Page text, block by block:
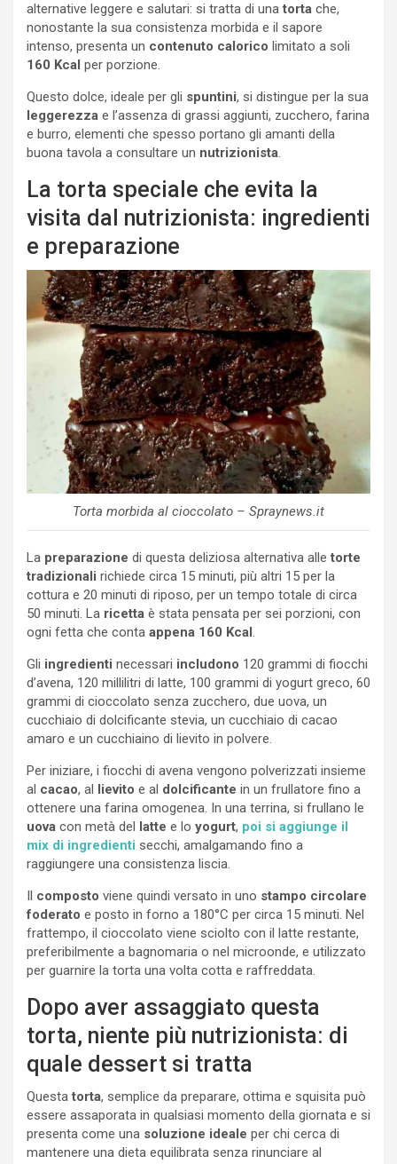
alternative leggere e salutari: si tratta di unatorta che,
nonostante la sua consistenza morbida e il sapore
intenso, presenta un contenuto calorico limitato a soli
160 Kcal per porzione.
Questo dolce, ideale per gli spuntini, si distingue per la sua
leggerezza e l’assenza di grassi aggiunti, zucchero, farina
e burro, elementi che spesso portano gli amanti della
buona tavola a consultare un nutrizionista.
La torta speciale che evita la
visita dal nutrizionista: ingredienti
e preparazione
Torta morbida al cioccolato – Spraynews.it
La preparazione di questa deliziosa alternativa alletorte
tradizionali richiede circa 15 minuti, più altri 15 per la
cottura e 20 minuti di riposo, per un tempo totale di circa
50 minuti. La ricetta è stata pensata per sei porzioni, con
ogni fetta che conta appena 160 Kcal.
Gli ingredienti necessari includono 120 grammi di fiocchi
d’avena, 120 millilitri di latte, 100 grammi di yogurt greco, 60
grammi di cioccolato senza zucchero, due uova, un
cucchiaio di dolcificante stevia, un cucchiaio di cacao
amaro e un cucchiaino di lievito in polvere.
Per iniziare, i fiocchi di avena vengono polverizzati insieme
al cacao, al lievito e al dolcificante in un frullatore fino a
ottenere una farina omogenea. In una terrina, si frullano le
uova con metà del latte e lo yogurt, poi si aggiunge il
mix di ingredienti secchi, amalgamando fino a
raggiungere una consistenza liscia.
Il composto viene quindi versato in uno stampo circolare
foderato e posto in forno a 180°C per circa 15 minuti. Nel
frattempo, il cioccolato viene sciolto con il latte restante,
preferibilmente a bagnomaria o nel microonde, e utilizzato
per guarnire la torta una volta cotta e raffreddata.
Dopo aver assaggiato questa
torta, niente più nutrizionista: di
quale dessert si tratta
Questatorta, semplice da preparare, ottima e squisita può
essere assaporata in qualsiasi momento della giornata e si
presenta come una soluzione ideale per chi cerca di
mantenere una dieta equilibrata senza rinunciare al